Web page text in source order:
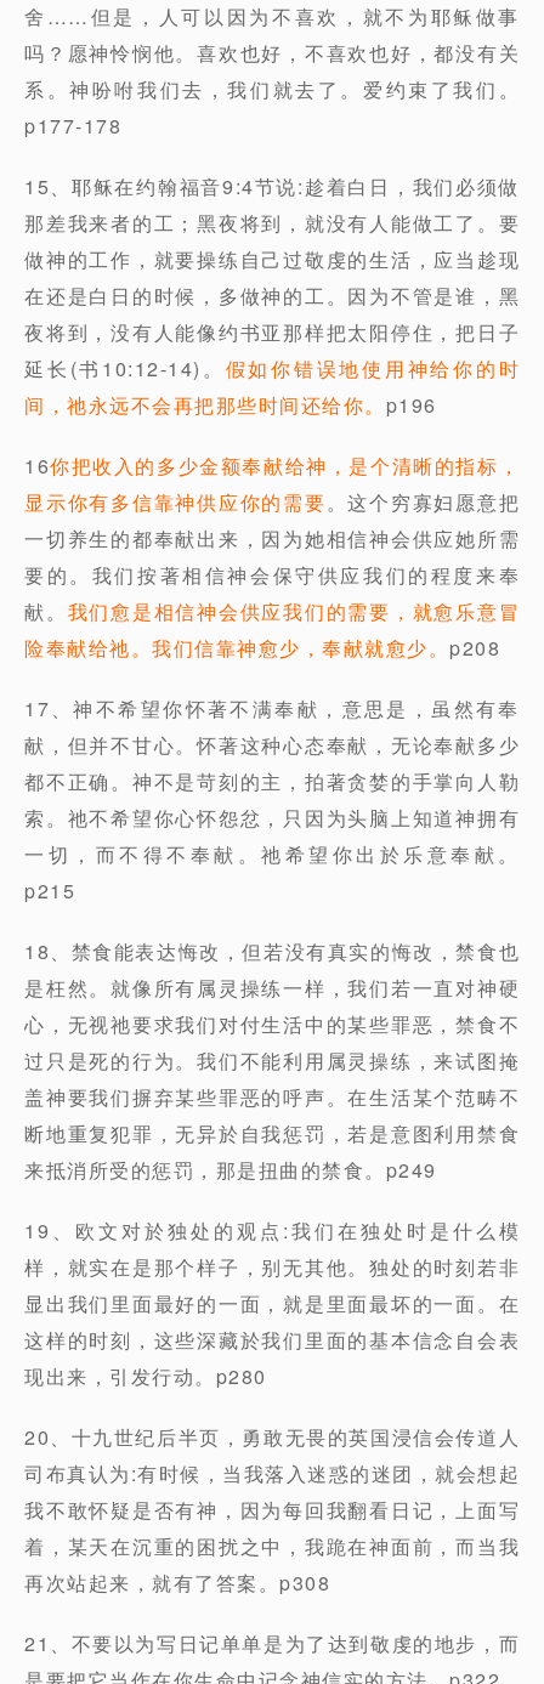
舍……但是，人可以因为不喜欢，就不为耶稣做事
吗？愿神怜悯他。喜欢也好，不喜欢也好，都没有关
系。神吩咐我们去，我们就去了。爱约束了我们。
p177-178
15、耶稣在约翰福音9:4节说:趁着白日，我们必须做
那差我来者的工；黑夜将到，就没有人能做工了。要
做神的工作，就要操练自己过敬虔的生活，应当趁现
在还是白日的时候，多做神的工。因为不管是谁，黑
夜将到，没有人能像约书亚那样把太阳停住，把日子
延长(书10:12-14)。 假如你错误地使用神给你的时
间，祂永远不会再把那些时间还给你。 p196
16你把收入的多少金额奉献给神，是个清晰的指标，
显示你有多信靠神供应你的需要。这个穷寡妇愿意把
一切养生的都奉献出来，因为她相信神会供应她所需
要的。我们按著相信神会保守供应我们的程度来奉
献。 我们愈是相信神会供应我们的需要，就愈乐意冒
险奉献给祂。我们信靠神愈少，奉献就愈少。 p208
17、神不希望你怀著不满奉献，意思是，虽然有奉
献，但并不甘心。怀著这种心态奉献，无论奉献多少
都不正确。神不是苛刻的主，拍著贪婪的手掌向人勒
索。祂不希望你心怀怨忿，只因为头脑上知道神拥有
一切，而不得不奉献。祂希望你出於乐意奉献。
p215
18、禁食能表达悔改，但若没有真实的悔改，禁食也
是枉然。就像所有属灵操练一样，我们若一直对神硬
心，无视祂要求我们对付生活中的某些罪恶，禁食不
过只是死的行为。我们不能利用属灵操练，来试图掩
盖神要我们摒弃某些罪恶的呼声。在生活某个范畴不
断地重复犯罪，无异於自我惩罚，若是意图利用禁食
来抵消所受的惩罚，那是扭曲的禁食。p249
19、欧文对於独处的观点:我们在独处时是什么模
样，就实在是那个样子，别无其他。独处的时刻若非
显出我们里面最好的一面，就是里面最坏的一面。在
这样的时刻，这些深藏於我们里面的基本信念自会表
现出来，引发行动。p280
20、十九世纪后半页，勇敢无畏的英国浸信会传道人
司布真认为:有时候，当我落入迷惑的迷团，就会想起
我不敢怀疑是否有神，因为每回我翻看日记，上面写
着，某天在沉重的困扰之中，我跪在神面前，而当我
再次站起来，就有了答案。p308
21、不要以为写日记单单是为了达到敬虔的地步，而